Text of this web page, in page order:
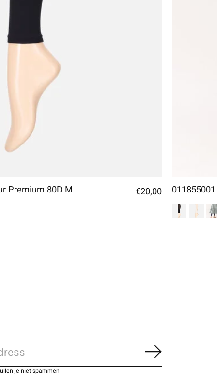
Premium 80D M €20,00
Abonneer
je niet spammen